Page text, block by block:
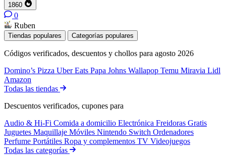
1860
0
Ruben
Tiendas populares Categorías populares
Códigos verificados, descuentos y chollos para agosto 2026
Domino’s Pizza Uber Eats Papa Johns Wallapop Temu Miravia Lidl
Amazon
Todas las tiendas
Descuentos verificados, cupones para
Audio & Hi-Fi Comida a domicilio Electrónica Freidoras Gratis
Juguetes Maquillaje Móviles Nintendo Switch Ordenadores
Perfume Portátiles Ropa y complementos TV Videojuegos
Todas las categorías